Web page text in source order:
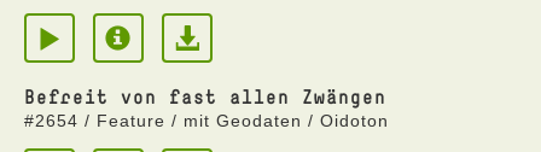
Befreit von fast allen Zwängen
#2654 / Feature / mit Geodaten / Oidoton